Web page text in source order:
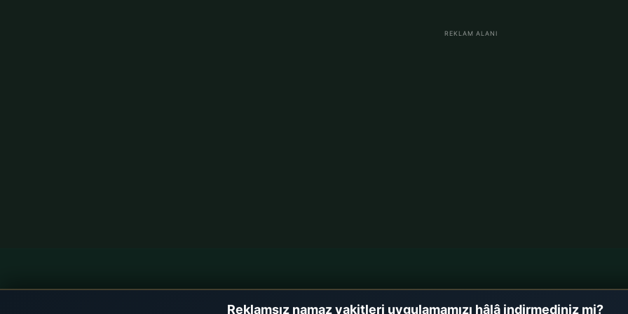
REKLAM ALANI
Reklamsız namaz vakitleri uygulamamızı hâlâ indirmediniz mi?